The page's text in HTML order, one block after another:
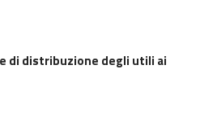
di distribuzione degli utili ai